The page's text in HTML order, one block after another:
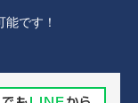
です！